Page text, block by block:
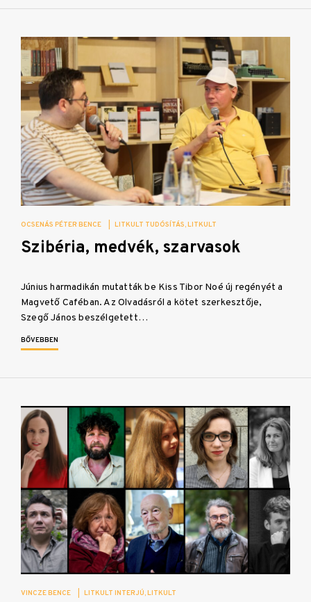
OCSENÁS PÉTER BENCE LITKULT TUDÓSÍTÁS LITKULT
Szibéria, medvék, szarvasok
Június harmadikán mutatták be Kiss Tibor Noé új regényét a
Magvető Caféban. Az Olvadásról a kötet szerkesztője,
Szegő János beszélgetett…
BŐVEBBEN
VINCZE BENCE LITKULT INTERJÚ LITKULT